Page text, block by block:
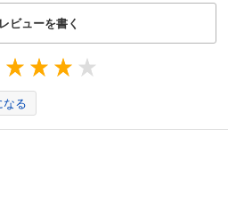
レビューを書く
なる